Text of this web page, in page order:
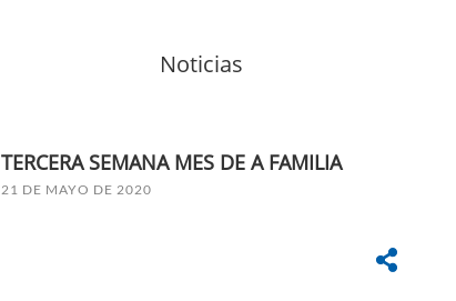
Noticias
TERCERA SEMANA MES DE A FAMILIA
21 DE MAYO DE 2020